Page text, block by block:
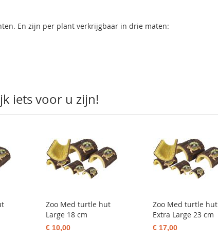
En zijn per plant verkrijgbaar in drie maten:
iets voor u zijn!
Zoo Med turtle hut
Large 18 cm
€ 10,00
Zoo Med turtle hut
Extra Large 23 cm
€ 17,00